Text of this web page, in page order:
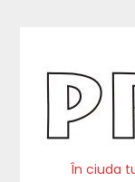
În ciuda